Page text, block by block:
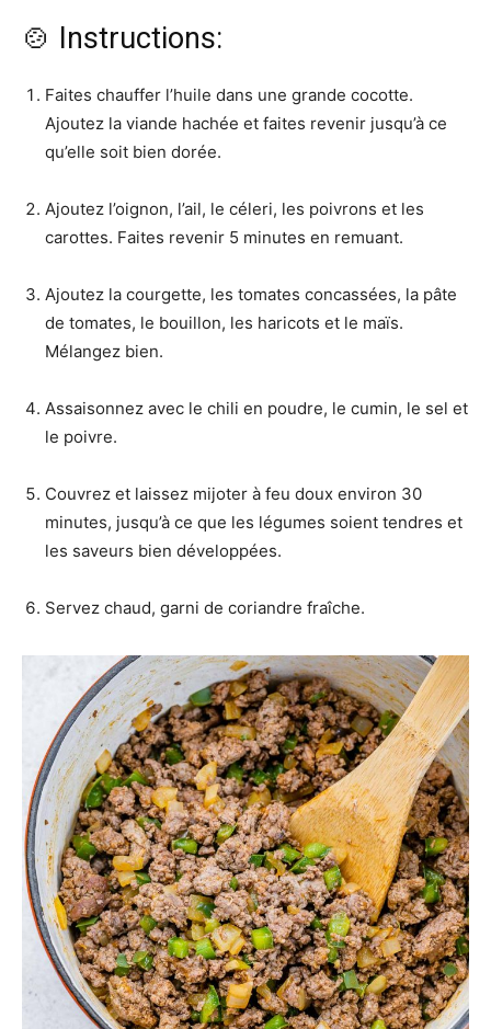
🍲 Instructions:
Faites chauffer l’huile dans une grande cocotte.
Ajoutez la viande hachée et faites revenir jusqu’à ce
qu’elle soit bien dorée.
Ajoutez l’oignon, l’ail, le céleri, les poivrons et les
carottes. Faites revenir 5 minutes en remuant.
Ajoutez la courgette, les tomates concassées, la pâte
de tomates, le bouillon, les haricots et le maïs.
Mélangez bien.
Assaisonnez avec le chili en poudre, le cumin, le sel et
le poivre.
Couvrez et laissez mijoter à feu doux environ 30
minutes, jusqu’à ce que les légumes soient tendres et
les saveurs bien développées.
Servez chaud, garni de coriandre fraîche.